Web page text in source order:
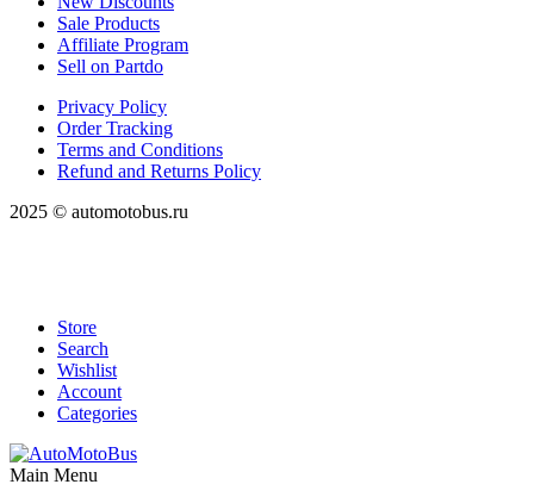
Sale Products
Affiliate Program
Sell on Partdo
Privacy Policy
Order Tracking
Terms and Conditions
Refund and Returns Policy
2025 © automotobus.ru
Store
Search
Wishlist
Account
Categories
Main Menu